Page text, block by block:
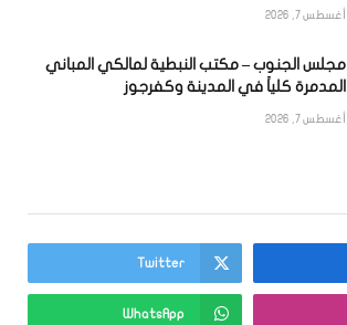
أغسطس 7, 2026
مجلس الجنوب – مكتب النبطية لمالكي المباني
المدمرة كلياً في المدينة وكفرجوز
أغسطس 7, 2026
Twitter
WhatsApp